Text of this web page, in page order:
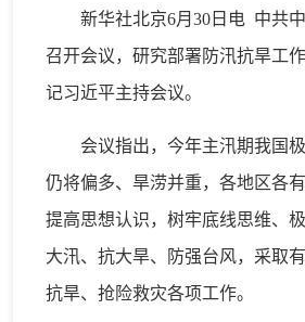
新华社北京6月30日电 中共
召开会议，研究部署防汛抗旱工
记习近平主持会议。
会议指出，今年主汛期我国
仍将偏多、旱涝并重，各地区各
提高思想认识，树牢底线思维、
大汛、抗大旱、防强台风，采取
抗旱、抢险救灾各项工作。